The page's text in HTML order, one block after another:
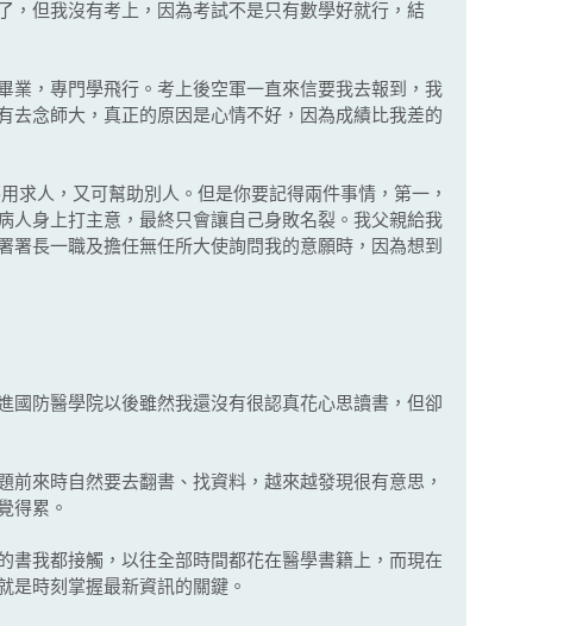
，但我沒有考上，因為考試不是只有數學好就行，結
，專門學飛行。考上後空軍一直來信要我去報到，我
去念師大，真正的原因是心情不好，因為成績比我差的
人，又可幫助別人。但是你要記得兩件事情，第一，
人身上打主意，最終只會讓自己身敗名裂。我父親給我
長一職及擔任無任所大使詢問我的意願時，因為想到
防醫學院以後雖然我還沒有很認真花心思讀書，但卻
來時自然要去翻書、找資料，越來越發現很有意思，
得累。
我都接觸，以往全部時間都花在醫學書籍上，而現在
是時刻掌握最新資訊的關鍵。